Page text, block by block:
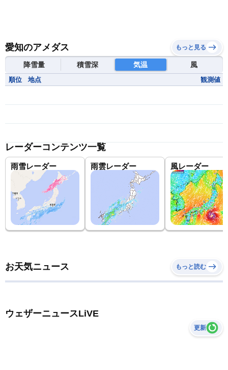
愛知のアメダス もっと見る
降雪量 積雪深 気温 風
順位 地点 観測値
レーダーコンテンツ一覧
雨雪レーダー 雨雲レーダー 風レーダー
お天気ニュース もっと読む
ウェザーニュースLiVE
更新